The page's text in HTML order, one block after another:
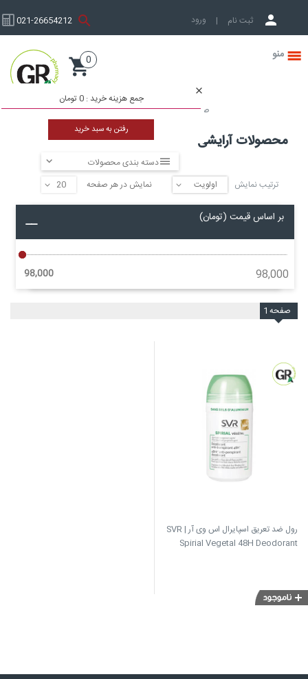
ثبت نام | ورود به حساب کاربری 021-26654212
0
جمع هزینه خرید : 0 تومان
رفتن به سبد خرید
صفحه نخست محصولات آرایشی
محصولات آرایشی
دسته بندی محصولات
نمایش در هر صفحه
▼ ترتیب نمایش ▼
بر اساس قیمت (تومان)
98,000
98,000
صفحه1
رول ضد تعریق اسپایرال اس وی آر | SVR
Spirial Vegetal 48H Deodorant